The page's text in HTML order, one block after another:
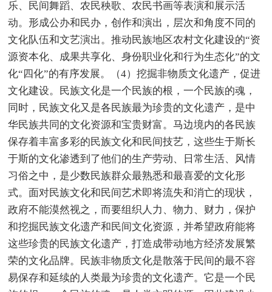
乐、民间舞蹈、农民秧歌、农民书画等表演和展示活
动。形成公办和民办，创作和演出，层次和角度不同的
文化队伍和文艺演出。推动民族地区农村文化建设的“资
源资本化、成果共享化、身份职业化和行为生态化”的文
化“四化”的有序发展。（4）挖掘非物质文化遗产，促进
文化建设。民族文化是一个民族的根，一个民族的魂，
同时，民族文化又是各民族最为珍贵的文化遗产，是中
华民族共同的文化资源和宝贵财富。马边境内的各民族
保存着丰富多彩的民族文化和民间技艺，这些生于斯长
于斯的文化渗透到了他们的生产劳动、日常生活、风情
习俗之中，是少数民族群众最熟悉和最喜爱的文化形
式。面对民族文化和民间艺术即将流失和消亡的现状，
政府不能漠然视之，而要组织人力、物力、财力，保护
和挖掘民族文化遗产和民间文化资源，并希望政府能将
这些珍贵的民族文化遗产，打造成带动地方经济发展繁
荣的文化品牌。民族非物质文化是散落于民间的最不容
易保存和延续的人类最为珍贵的文化遗产。它是一个民